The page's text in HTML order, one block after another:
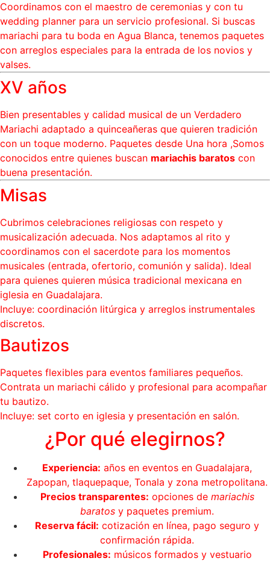
Coordinamos con el maestro de ceremonias y con tu
wedding planner para un servicio profesional. Si buscas
mariachi para tu boda en Agua Blanca, tenemos paquetes
con arreglos especiales para la entrada de los novios y
valses.
XV años
Bien presentables y calidad musical de un Verdadero
Mariachi adaptado a quinceañeras que quieren tradición
con un toque moderno. Paquetes desde Una hora ,Somos
conocidos entre quienes buscan mariachis baratos con
buena presentación.
Misas
Cubrimos celebraciones religiosas con respeto y
musicalización adecuada. Nos adaptamos al rito y
coordinamos con el sacerdote para los momentos
musicales (entrada, ofertorio, comunión y salida). Ideal
para quienes quieren música tradicional mexicana en
iglesia en Guadalajara.
Incluye: coordinación litúrgica y arreglos instrumentales
discretos.
Bautizos
Paquetes flexibles para eventos familiares pequeños.
Contrata un mariachi cálido y profesional para acompañar
tu bautizo.
Incluye: set corto en iglesia y presentación en salón.
¿Por qué elegirnos?
Experiencia: años en eventos en Guadalajara,
Zapopan, tlaquepaque, Tonala y zona metropolitana.
Precios transparentes: opciones de mariachis
baratos y paquetes premium.
Reserva fácil: cotización en línea, pago seguro y
confirmación rápida.
Profesionales: músicos formados y vestuario